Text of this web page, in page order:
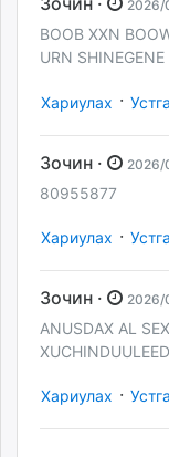
2026/
BOOB XXN
URN
Хариулах ·
Зочин · 2026/
80955877
Хариулах ·
Зочин · 2026/
ANUSDAX AL
Хариулах ·